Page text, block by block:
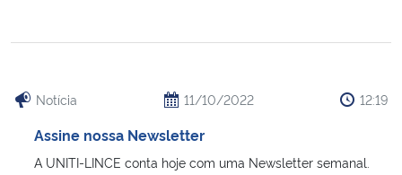
Notícia 11/10/2022 12:19
Assine nossa Newsletter
A UNITI-LINCE conta hoje com uma Newsletter semanal.